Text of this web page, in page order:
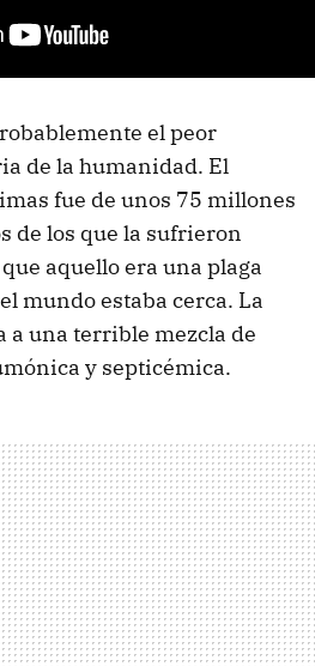
el peor
de la humanidad. El
fue de unos 75 millones
de los que la sufrieron
aquello era una plaga
mundo estaba cerca. La
a una terrible mezcla de
y septicémica.